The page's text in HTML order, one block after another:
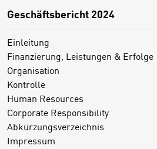
Geschäftsbericht 2024
Einleitung
Finanzierung, Leistungen & Erfolge
Organisation
Kontrolle
Human Resources
Corporate Responsibility
Abkürzungsverzeichnis
Impressum